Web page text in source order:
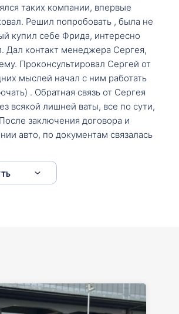
таких компании, впервые
Решил попробовать , была не
купил себе Фрида, интересно
Дал контакт менеджера Сергея,
Проконсультировал Сергей от
мыслей начал с ним работать
. Обратная связь от Сергея
всякой лишней ваты, все по сути,
заключения договора и
авто, по документам связалась
куда зайти, образцы и т.д. После
Меня тепло встретили Сергей с